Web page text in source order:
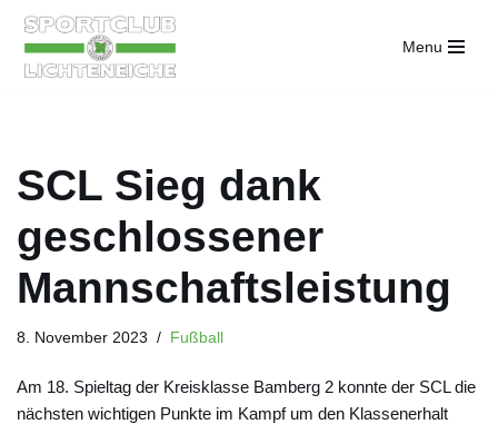
Zum
Menu
SCL Sieg dank
geschlossener
Mannschaftsleistung
8. November 2023 Fußball
Am 18. Spieltag der Kreisklasse Bamberg 2 konnte der SCL die
nächsten wichtigen Punkte im Kampf um den Klassenerhalt